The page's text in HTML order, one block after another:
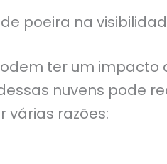
poeira na
ter um
nuvens pode
várias razões: